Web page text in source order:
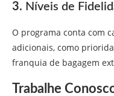
3. Níveis de
O programa conta com
adicionais, como
franquia de bagagem
Trabalhe